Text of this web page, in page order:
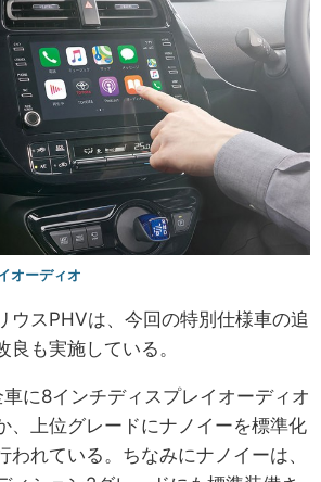
オーディオ
ウスPHVは、今回の特別仕様車の追
も実施している。
に8インチディスプレイオーディオ
、上位グレードにナノイーを標準化
われている。ちなみにナノイーは、